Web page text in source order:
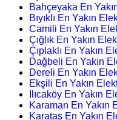
Bahçeyaka En
Bıyıklı En Yakın
Camili En Yakın
Çığlık En Yakın
Çıplaklı En Yakın
Dağbeli En Yakın
Dereli En Yakın
Ekşili En Yakın
Ilıcaköy En Yakın
Karaman En Yakın
Karataş En Yakın